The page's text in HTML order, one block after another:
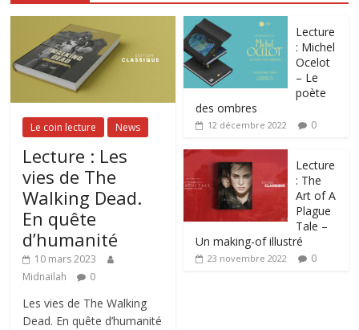
Le coin lecture News
Lecture : Les
vies de The
Walking Dead.
En quête
d’humanité
10 mars 2023
Midnailah
0
Les vies de The Walking
Dead. En quête d’humanité
Lecture
: Michel
Ocelot
– Le
poète
des ombres
12 décembre 2022 0
Lecture
: The
Art of A
Plague
Tale –
Un making-of illustré
23 novembre 2022 0